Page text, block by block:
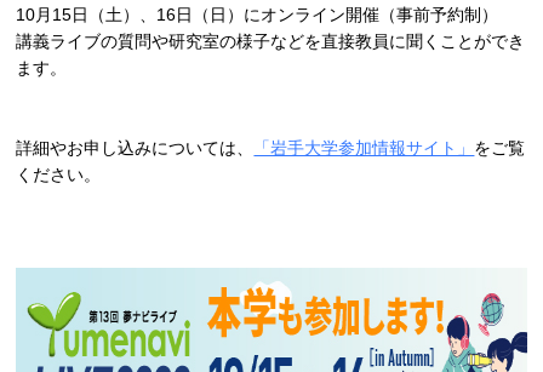
10月15日（土）、16日（日）にオンライン開催（事前予約制）
講義ライブの質問や研究室の様子などを直接教員に聞くことができ
ます。
詳細やお申し込みについては、 「岩手大学参加情報サイト」 をご覧
ください。